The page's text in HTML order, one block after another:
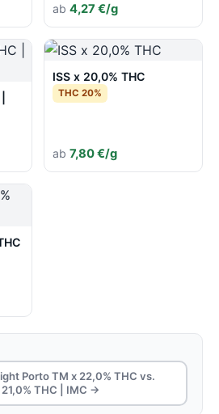
ab 4,27 €/g
ISS x 20,0% THC
THC 20%
ab 7,80 €/g
Porto TM x 22,0% THC vs.
THC | IMC →